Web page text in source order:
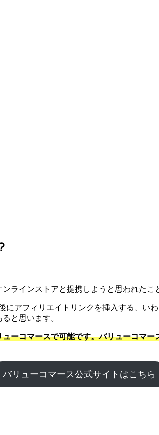
ラインストアと提携しようと思われたこ
アフィリエイトリンクを挿入する、い
と思います。
ーコマースで可能です。バリューコマ
バリューコマース公式サイトはこちら